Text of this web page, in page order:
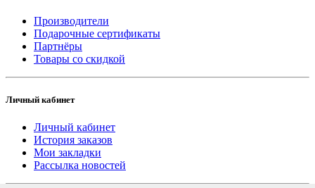
Производители
Подарочные сертификаты
Партнёры
Товары со скидкой
Личный кабинет
Личный кабинет
История заказов
Мои закладки
Рассылка новостей